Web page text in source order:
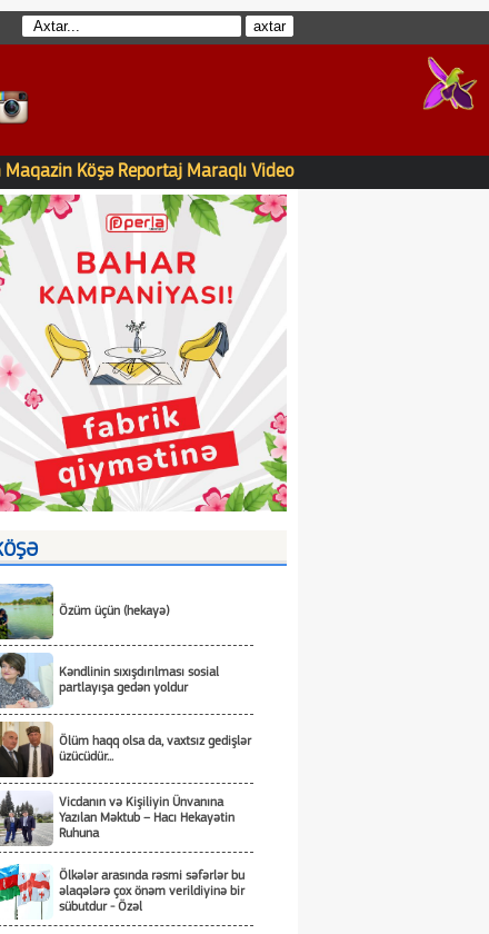
Maqazin Köşə Reportaj Maraqlı Video
Özüm üçün (hekayə)
Kəndlinin sıxışdırılması sosial
partlayışa gedən yoldur
Ölüm haqq olsa da, vaxtsız gedişlər
üzücüdür...
Vicdanın və Kişiliyin Ünvanına
Yazılan Məktub – Hacı Hekayətin
Ruhuna
Ölkələr arasında rəsmi səfərlər bu
əlaqələrə çox önəm verildiyinə bir
sübutdur - Özəl